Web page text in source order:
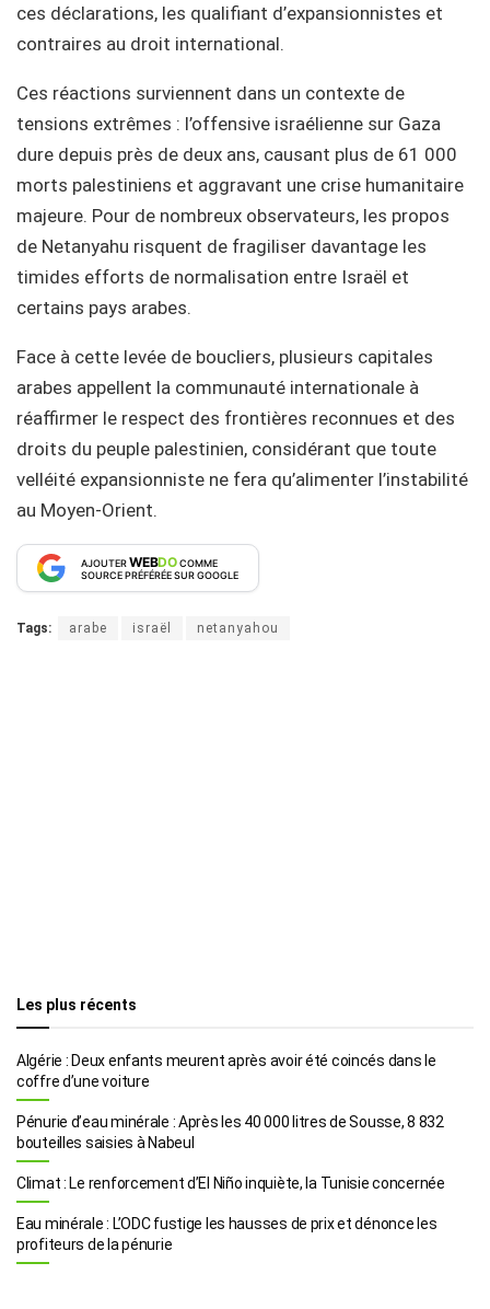
ces déclarations, les qualifiant d’expansionnistes et
contraires au droit international.
Ces réactions surviennent dans un contexte de
tensions extrêmes : l’offensive israélienne sur Gaza
dure depuis près de deux ans, causant plus de 61 000
morts palestiniens et aggravant une crise humanitaire
majeure. Pour de nombreux observateurs, les propos
de Netanyahu risquent de fragiliser davantage les
timides efforts de normalisation entre Israël et
certains pays arabes.
Face à cette levée de boucliers, plusieurs capitales
arabes appellent la communauté internationale à
réaffirmer le respect des frontières reconnues et des
droits du peuple palestinien, considérant que toute
velléité expansionniste ne fera qu’alimenter l’instabilité
au Moyen-Orient.
AJOUTERWEBDOCOMME
SOURCE PRÉFÉRÉE SUR GOOGLE
Tags: arabe israël netanyahou
Les plus récents
Algérie : Deux enfants meurent après avoir été coincés dans le
coffre d’une voiture
Pénurie d’eau minérale : Après les 40 000 litres de Sousse, 8 832
bouteilles saisies à Nabeul
Climat : Le renforcement d’El Niño inquiète, la Tunisie concernée
Eau minérale : L’ODC fustige les hausses de prix et dénonce les
profiteurs de la pénurie